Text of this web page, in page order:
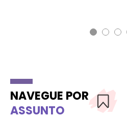
NAVEGUE POR
ASSUNTO